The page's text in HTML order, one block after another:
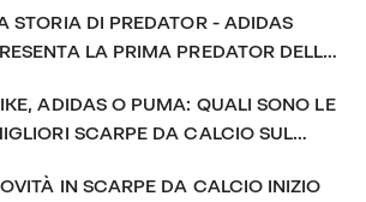
futbolemotionit/ FB:
futbolemotionit/
#nikefoo
STORIA DI PREDATOR - ADIDAS
LA PRIMA PREDATOR DELLA
ADIDAS O PUMA: QUALI SONO LE
SCARPE DA CALCIO SUL
IN SCARPE DA CALCIO INIZIO